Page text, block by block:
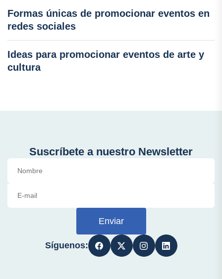
Formas únicas de promocionar eventos en
redes sociales
Ideas para promocionar eventos de arte y
cultura
Suscríbete a nuestro Newsletter
Enviar
Síguenos: